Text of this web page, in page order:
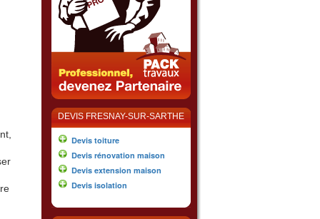
DEVIS FRESNAY-SUR-SARTHE
Devis toiture
Devis rénovation maison
Devis extension maison
Devis isolation